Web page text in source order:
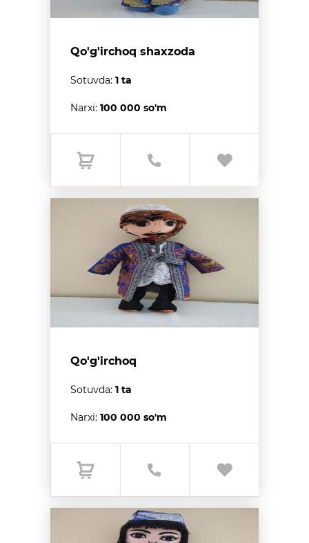
Qo'g'irchoq shaxzoda
Sotuvda: 1 ta
Narxi: 100 000 so'm
Qo'g'irchoq
Sotuvda: 1 ta
Narxi: 100 000 so'm